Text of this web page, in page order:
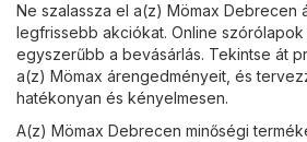
Ne szalassza el a(z) Mömax Debrecen
legfrissebb akciókat. Online
egyszerűbb a bevásárlás. Tekintse át
a(z) Mömax árengedményeit, és
hatékonyan és kényelmesen.
A(z) Mömax Debrecen minőségi